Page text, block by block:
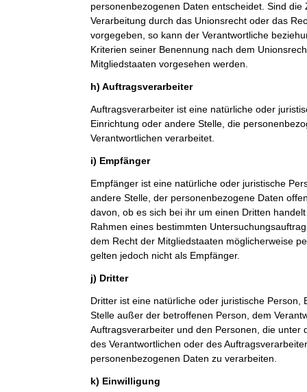
personenbezogenen Daten entscheidet. Sind die
Verarbeitung durch das Unionsrecht oder das
vorgegeben, so kann der Verantwortliche
Kriterien seiner Benennung nach dem
Mitgliedstaaten vorgesehen werden.
h) Auftragsverarbeiter
Auftragsverarbeiter ist eine natürliche oder
Einrichtung oder andere Stelle, die
Verantwortlichen verarbeitet.
i) Empfänger
Empfänger ist eine natürliche oder juristische
andere Stelle, der personenbezogene Daten
davon, ob es sich bei ihr um einen Dritten
Rahmen eines bestimmten
dem Recht der Mitgliedstaaten möglicherweise
gelten jedoch nicht als Empfänger.
j) Dritter
Dritter ist eine natürliche oder juristische Person,
Stelle außer der betroffenen Person, dem
Auftragsverarbeiter und den Personen, die unter
des Verantwortlichen oder des
personenbezogenen Daten zu verarbeiten.
k) Einwilligung